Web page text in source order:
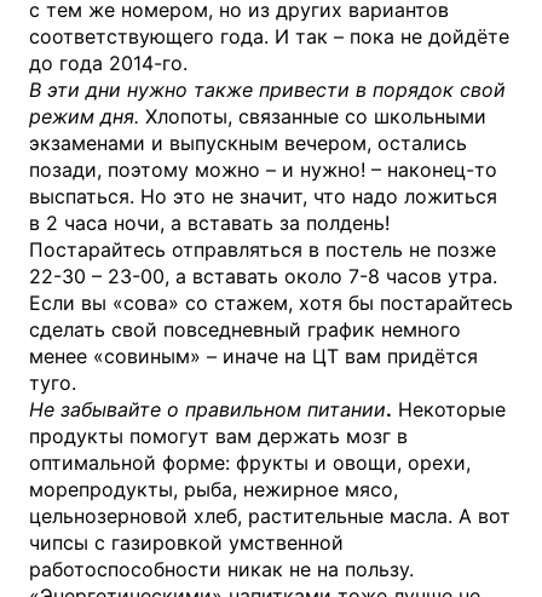
с тем же номером, но из других вариантов
соответствующего года. И так – пока не дойдёте
до года 2014-го.
В эти дни нужно также привести в порядок свой
режим дня. Хлопоты, связанные со школьными
экзаменами и выпускным вечером, остались
позади, поэтому можно – и нужно! – наконец-то
выспаться. Но это не значит, что надо ложиться
в 2 часа ночи, а вставать за полдень!
Постарайтесь отправляться в постель не позже
22-30 – 23-00, а вставать около 7-8 часов утра.
Если вы «сова» со стажем, хотя бы постарайтесь
сделать свой повседневный график немного
менее «совиным» – иначе на ЦТ вам придётся
туго.
Не забывайте о правильном питании. Некоторые
продукты помогут вам держать мозг в
оптимальной форме: фрукты и овощи, орехи,
морепродукты, рыба, нежирное мясо,
цельнозерновой хлеб, растительные масла. А вот
чипсы с газировкой умственной
работоспособности никак не на пользу.